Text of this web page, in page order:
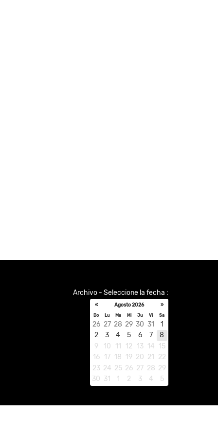
Archivo - Seleccione la fecha :
« Agosto 2026 »
Do Lu Ma Mi Ju Vi Sa
26 27 28 29 30 31
1
2
3 4 5 6 7
8
9
10 11 12 13 14 15
16
17 18 19 20 21
22
23 24 25 26 27 28 29
30 31 1 2 3 4 5